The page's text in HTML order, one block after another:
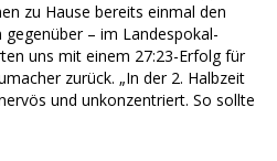
zu Hause bereits einmal den
– im Landespokal-
uns mit einem 27:23-Erfolg für
zurück. „In der 2. Halbzeit
und unkonzentriert. So sollte